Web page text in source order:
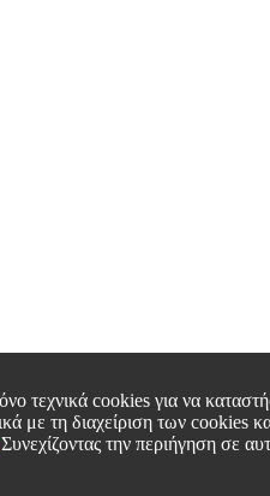
τεχνικά cookies για να
με τη διαχείριση των
την περιήγηση σε